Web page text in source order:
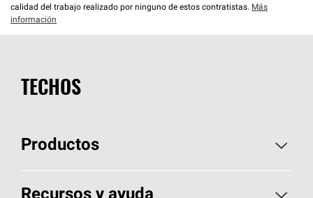
calidad del trabajo realizado por ninguno de estos contratistas. Más
información
TECHOS
Productos
Elija sus tejas